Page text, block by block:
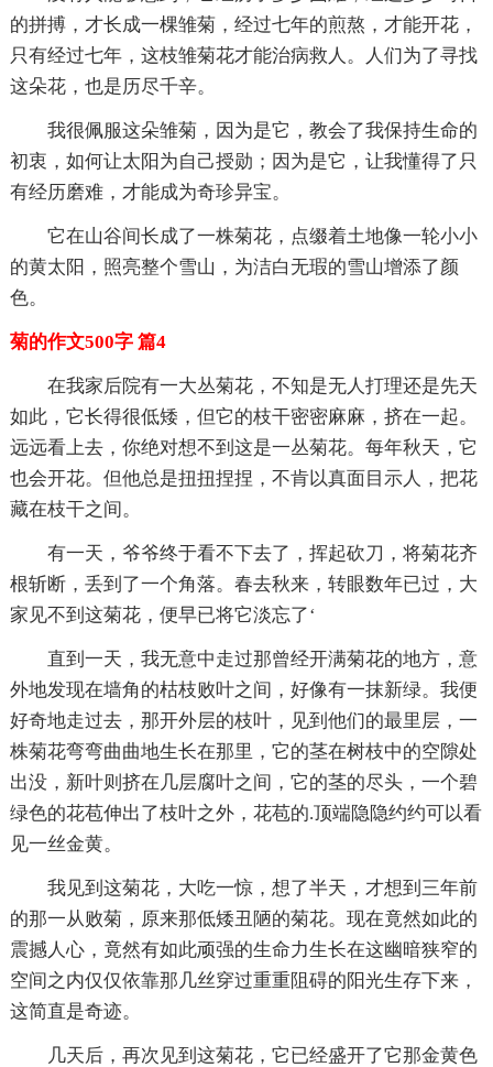
的拼搏，才长成一棵雏菊，经过七年的煎熬，才能开花，
只有经过七年，这枝雏菊花才能治病救人。人们为了寻找
这朵花，也是历尽千辛。
我很佩服这朵雏菊，因为是它，教会了我保持生命的
初衷，如何让太阳为自己授勋；因为是它，让我懂得了只
有经历磨难，才能成为奇珍异宝。
它在山谷间长成了一株菊花，点缀着土地像一轮小小
的黄太阳，照亮整个雪山，为洁白无瑕的雪山增添了颜
色。
菊的作文500字 篇4
在我家后院有一大丛菊花，不知是无人打理还是先天
如此，它长得很低矮，但它的枝干密密麻麻，挤在一起。
远远看上去，你绝对想不到这是一丛菊花。每年秋天，它
也会开花。但他总是扭扭捏捏，不肯以真面目示人，把花
藏在枝干之间。
有一天，爷爷终于看不下去了，挥起砍刀，将菊花齐
根斩断，丢到了一个角落。春去秋来，转眼数年已过，大
家见不到这菊花，便早已将它淡忘了‘
直到一天，我无意中走过那曾经开满菊花的地方，意
外地发现在墙角的枯枝败叶之间，好像有一抹新绿。我便
好奇地走过去，那开外层的枝叶，见到他们的最里层，一
株菊花弯弯曲曲地生长在那里，它的茎在树枝中的空隙处
出没，新叶则挤在几层腐叶之间，它的茎的尽头，一个碧
绿色的花苞伸出了枝叶之外，花苞的.顶端隐隐约约可以看
见一丝金黄。
我见到这菊花，大吃一惊，想了半天，才想到三年前
的那一从败菊，原来那低矮丑陋的菊花。现在竟然如此的
震撼人心，竟然有如此顽强的生命力生长在这幽暗狭窄的
空间之内仅仅依靠那几丝穿过重重阻碍的阳光生存下来，
这简直是奇迹。
几天后，再次见到这菊花，它已经盛开了它那金黄色